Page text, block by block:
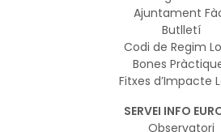
Ajuntament
Butlletí
Codi de Regim
Bones
Fitxes d’Impacte
SERVEI INFO
Observatori